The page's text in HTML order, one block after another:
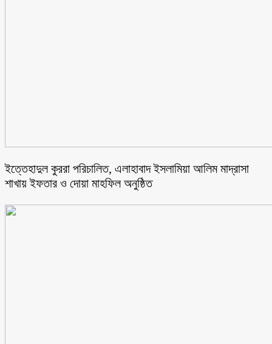
ইত্তেহাদুল কুররা পরিচালিত, এলাহাবাদ ইসলামিয়া আলিম মাদ্রাসা
শাখায় ইফতার ও দোয়া মাহফিল অনুষ্ঠিত